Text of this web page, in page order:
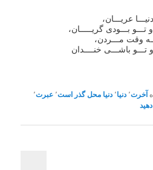
عریـــان،
بـــودی گریـــــان،
وقت مـــردن،
تـــو باشـــی خنــــدان
آخرت٬ دنیا٬ دنیا محل گذر است٬ عبرت٬